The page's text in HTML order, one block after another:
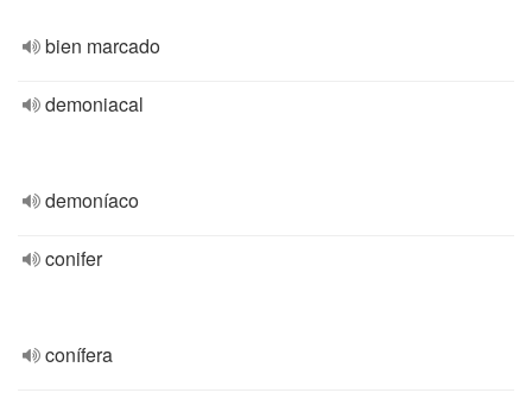
bien marcado
demoniacal
demoníaco
conifer
conífera